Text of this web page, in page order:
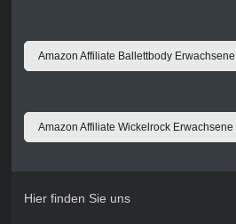
Amazon Affiliate Ballettbody Erwachsene
Amazon Affiliate Wickelrock Erwachsene
Hier finden Sie uns